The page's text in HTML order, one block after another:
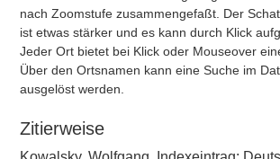
nach Zoomstufe zusammengefaßt. Der
ist etwas stärker und es kann durch Klick
Jeder Ort bietet bei Klick oder Mouseover
Über den Ortsnamen kann eine Suche im
ausgelöst werden.
Zitierweise